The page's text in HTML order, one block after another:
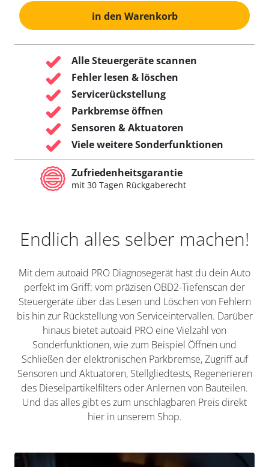
in den Warenkorb
Alle Steuergeräte scannen
Fehler lesen & löschen
Servicerückstellung
Parkbremse öffnen
Sensoren & Aktuatoren
Viele weitere Sonderfunktionen
Zufriedenheitsgarantie
mit 30 Tagen Rückgaberecht
Endlich alles selber machen!
Mit dem autoaid PRO Diagnosegerät hast du dein Auto
perfekt im Griff: vom präzisen OBD2-Tiefenscan der
Steuergeräte über das Lesen und Löschen von Fehlern
bis hin zur Rückstellung von Serviceintervallen. Darüber
hinaus bietet autoaid PRO eine Vielzahl von
Sonderfunktionen, wie zum Beispiel Öffnen und
Schließen der elektronischen Parkbremse, Zugriff auf
Sensoren und Aktuatoren, Stellgliedtests, Regenerieren
des Dieselpartikelfilters oder Anlernen von Bauteilen.
Und das alles gibt es zum unschlagbaren Preis direkt
hier in unserem Shop.